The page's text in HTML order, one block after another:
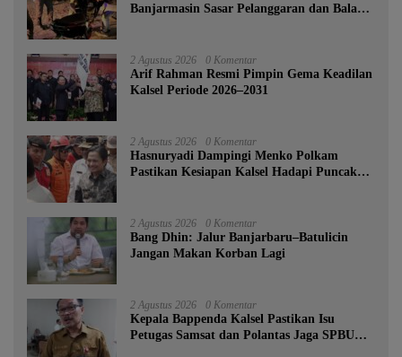
Banjarmasin Sasar Pelanggaran dan Balap
2 Agustus 2026 0 Komentar
Arif Rahman Resmi Pimpin Gema Keadilan
Kalsel Periode 2026–2031
2 Agustus 2026 0 Komentar
Hasnuryadi Dampingi Menko Polkam
Pastikan Kesiapan Kalsel Hadapi Puncak
2 Agustus 2026 0 Komentar
Bang Dhin: Jalur Banjarbaru–Batulicin
Jangan Makan Korban Lagi
2 Agustus 2026 0 Komentar
Kepala Bappenda Kalsel Pastikan Isu
Petugas Samsat dan Polantas Jaga SPBU